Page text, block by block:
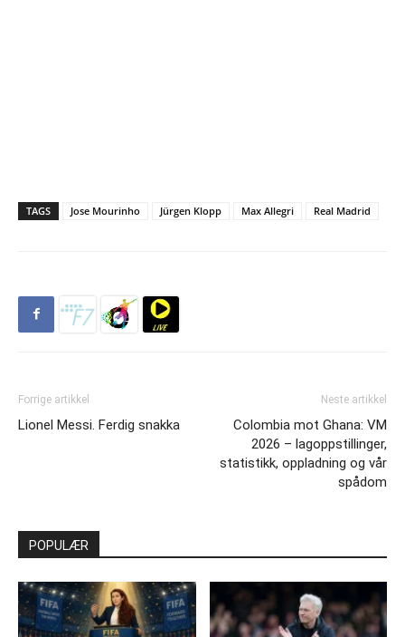
TAGS Jose Mourinho Jürgen Klopp Max Allegri Real Madrid
Forrige artikkel
Lionel Messi. Ferdig snakka
Neste artikkel
Colombia mot Ghana: VM
2026 – lagoppstillinger,
statistikk, oppladning og vår
spådom
POPULÆR